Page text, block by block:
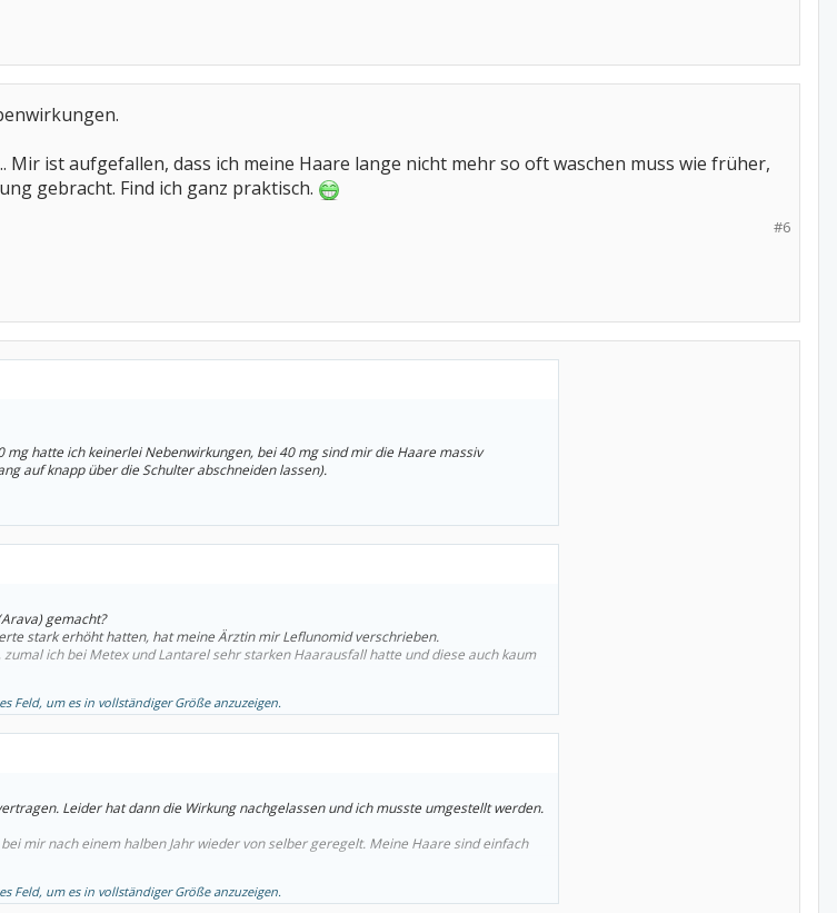
Mir ist aufgefallen, dass ich meine Haare lange nicht mehr so oft waschen muss wie früher,
gebracht. Find ich ganz praktisch.
#6
mg hatte ich keinerlei Nebenwirkungen, bei 40 mg sind mir die Haare massiv
auf knapp über die Schulter abschneiden lassen).
gemacht?
stark erhöht hatten, hat meine Ärztin mir Leflunomid verschrieben.
ich bei Metex und Lantarel sehr starken Haarausfall hatte und diese auch kaum
Feld, um es in vollständiger Größe anzuzeigen.
Leider hat dann die Wirkung nachgelassen und ich musste umgestellt werden.
mir nach einem halben Jahr wieder von selber geregelt. Meine Haare sind einfach
Feld, um es in vollständiger Größe anzuzeigen.